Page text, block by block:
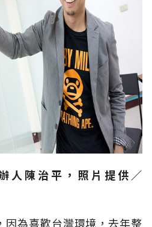
人陳治平， 照片提供／
因為喜歡台灣環境，去年整